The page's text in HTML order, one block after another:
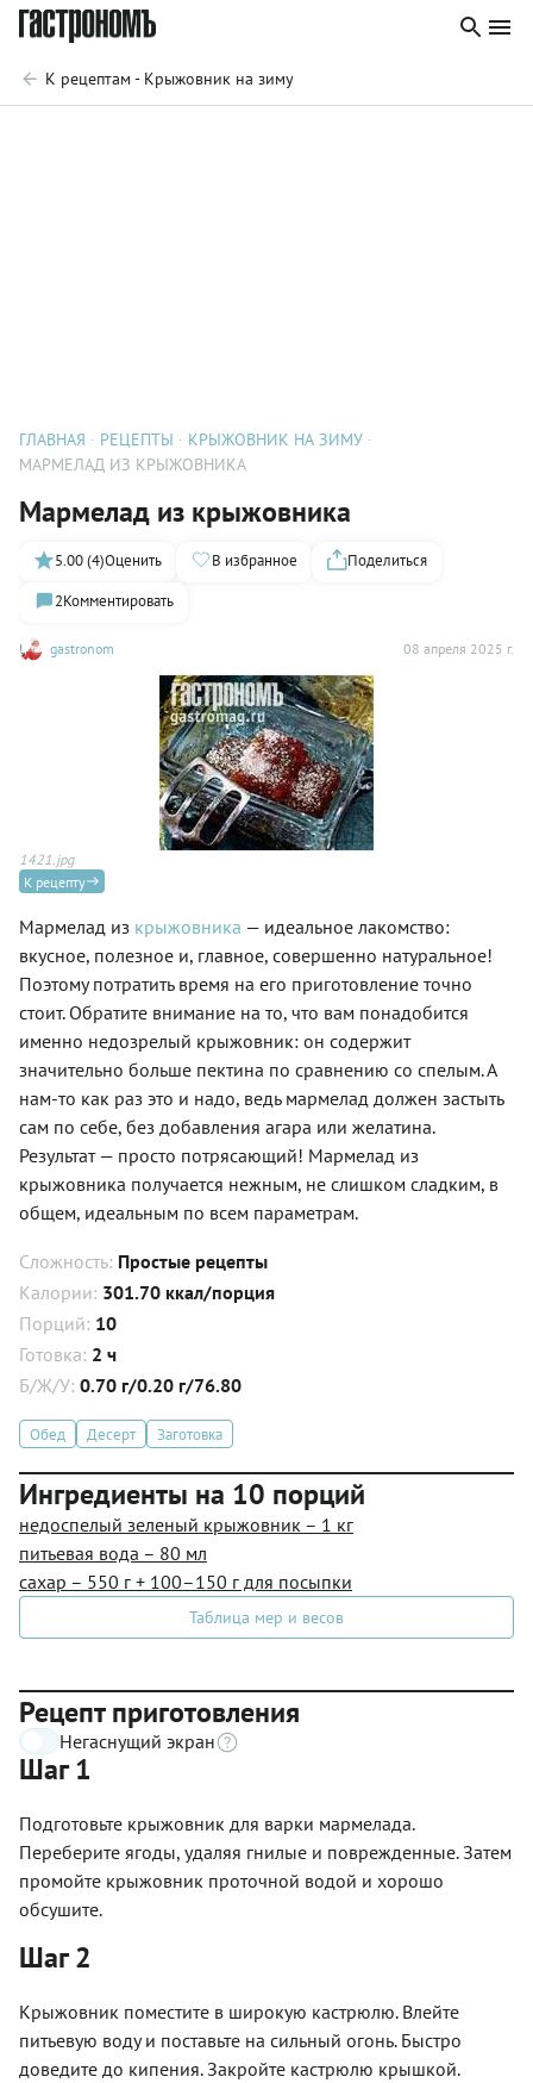
К рецептам - Крыжовник на зиму
ГЛАВНАЯ РЕЦЕПТЫ
КРЫЖОВНИК НА ЗИМУ
МАРМЕЛАД ИЗ КРЫЖОВНИКА
Мармелад из крыжовника
gastronom 08 апреля 2025 г.
5.00 (4)Оценить В избранное
Поделиться
2Комментировать
1421.jpg
К рецепту
Мармелад из крыжовника — идеальное лакомство:
вкусное, полезное и, главное, совершенно натуральное!
Поэтому потратить время на его приготовление точно
стоит. Обратите внимание на то, что вам понадобится
именно недозрелый крыжовник: он содержит
значительно больше пектина по сравнению со спелым. А
нам-то как раз это и надо, ведь мармелад должен застыть
сам по себе, без добавления агара или желатина.
Результат — просто потрясающий! Мармелад из
крыжовника получается нежным, не слишком сладким, в
общем, идеальным по всем параметрам.
Сложность: Простые рецепты
Калории: 301.70 ккал/порция
Порций: 10
Готовка: 2 ч
Б/Ж/У: 0.70 г/0.20 г/76.80
Обед Десерт Заготовка
Ингредиенты на 10 порций
недоспелый зеленый крыжовник – 1 кг
питьевая вода – 80 мл
сахар – 550 г + 100–150 г для посыпки
Таблица мер и весов
Рецепт приготовления
Негаснущий экран
Шаг 1
Подготовьте крыжовник для варки мармелада.
Переберите ягоды, удаляя гнилые и поврежденные. Затем
промойте крыжовник проточной водой и хорошо
обсушите.
Шаг 2
Крыжовник поместите в широкую кастрюлю. Влейте
питьевую воду и поставьте на сильный огонь. Быстро
доведите до кипения. Закройте кастрюлю крышкой.